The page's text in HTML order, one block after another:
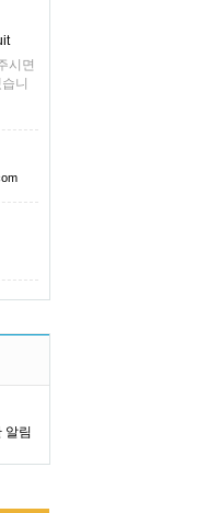
시면
니
알림